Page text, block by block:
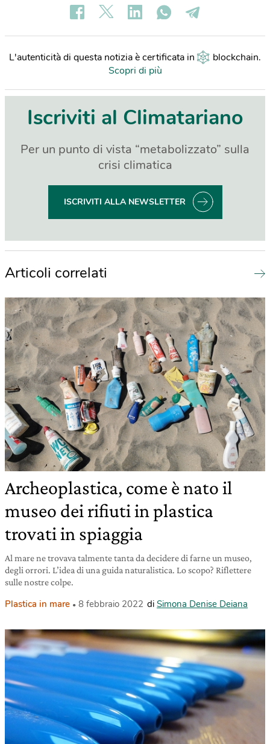
L'autenticità di questa notizia è certificata in blockchain.
Scopri di più
Iscriviti al Climatariano
Per un punto di vista “metabolizzato” sulla
crisi climatica
ISCRIVITI ALLA NEWSLETTER
Articoli correlati
Archeoplastica, come è nato il
museo dei rifiuti in plastica
trovati in spiaggia
Al mare ne trovava talmente tanta da decidere di farne un museo,
degli orrori. L’idea di una guida naturalistica. Lo scopo? Riflettere
sulle nostre colpe.
Plastica in mare 8 febbraio 2022 di Simona Denise Deiana